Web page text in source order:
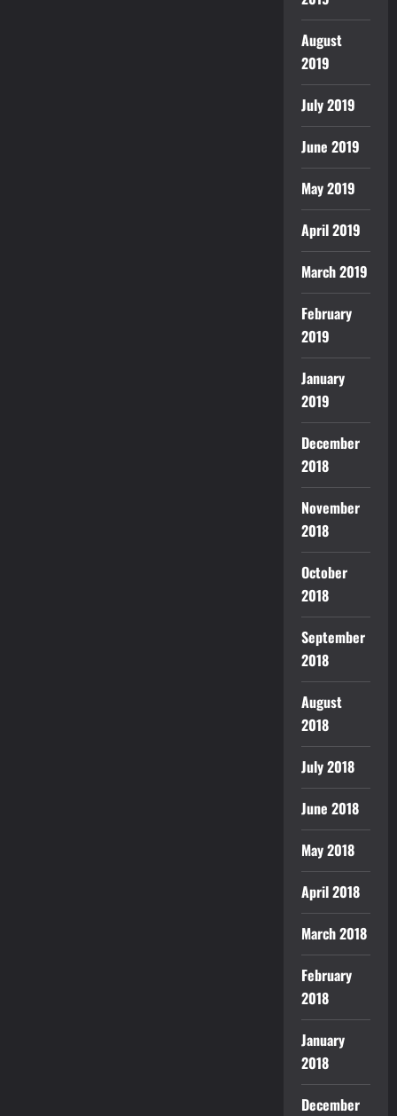
August
2019
July 2019
June 2019
May 2019
April 2019
March 2019
February
2019
January
2019
December
2018
November
2018
October
2018
September
2018
August
2018
July 2018
June 2018
May 2018
April 2018
March 2018
February
2018
January
2018
December